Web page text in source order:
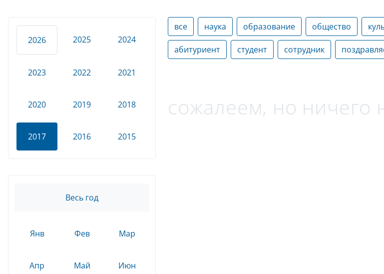
2026 2025 2024
2023 2022 2021
2020 2019 2018
2017 2016 2015
Весь год
Янв Фев Мар
Апр Май Июн
все наука образование общество
абитуриент студент сотрудник
сожалеем, но ничего